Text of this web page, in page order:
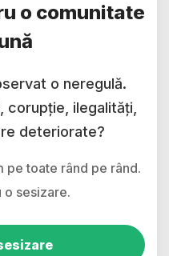
o comunitate
o neregulă.
corupție, ilegalități,
deteriorate?
pe toate rând pe rând.
o sesizare.